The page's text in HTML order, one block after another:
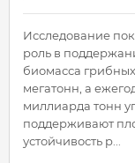
Исследование
роль в
биомасса
мегатонн, а
миллиарда тонн
поддерживают
устойчивость р...